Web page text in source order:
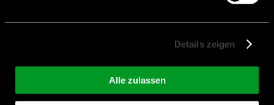
Details zeigen
Alle zulassen